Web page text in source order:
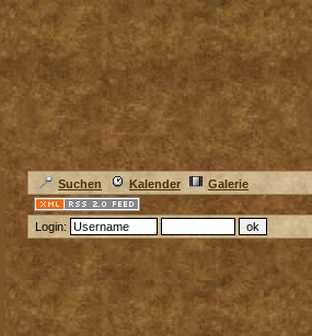
Suchen Kalender Galerie
Login: